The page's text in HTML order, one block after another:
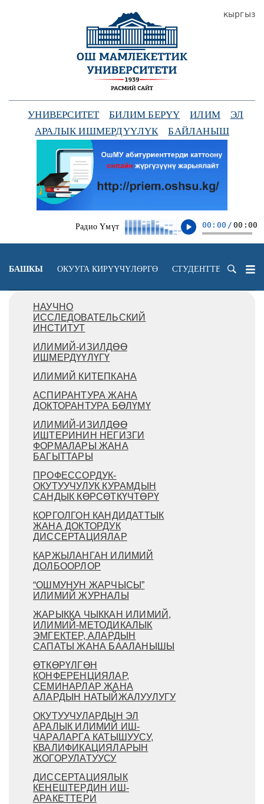
УНИВЕРСИТЕТ БИЛИМ БЕРҮҮ ИЛИМ
ЭЛ
АРАЛЫК ИШМЕРДҮҮЛҮК
БАЙЛАНЫШ
Радио Үмүт 00:00 / 00:00
кыргыз
БАШКЫ ОКУУГА КИРҮҮЧҮЛӨРГӨ СТУДЕНТТЕРГЕ
НАУЧНО
ИССЛЕДОВАТЕЛЬСКИЙ
ИНСТИТУТ
ИЛИМИЙ-ИЗИЛДӨӨ
ИШМЕРДҮҮЛҮГҮ
ИЛИМИЙ КИТЕПКАНА
АСПИРАНТУРА ЖАНА
ДОКТОРАНТУРА БӨЛҮМҮ
ИЛИМИЙ-ИЗИЛДӨӨ
ИШТЕРИНИН НЕГИЗГИ
ФОРМАЛАРЫ ЖАНА
БАГЫТТАРЫ
ПРОФЕССОРДУК-
ОКУТУУЧУЛУК КУРАМДЫН
САНДЫК КӨРСӨТКҮЧТӨРҮ
КОРГОЛГОН КАНДИДАТТЫК
ЖАНА ДОКТОРДУК
ДИССЕРТАЦИЯЛАР
КАРЖЫЛАНГАН ИЛИМИЙ
ДОЛБООРЛОР
“ОШМУНУН ЖАРЧЫСЫ”
ИЛИМИЙ ЖУРНАЛЫ
ЖАРЫККА ЧЫККАН ИЛИМИЙ,
ИЛИМИЙ-МЕТОДИКАЛЫК
ЭМГЕКТЕР, АЛАРДЫН
САПАТЫ ЖАНА БААЛАНЫШЫ
ӨТКӨРҮЛГӨН
КОНФЕРЕНЦИЯЛАР,
СЕМИНАРЛАР ЖАНА
АЛАРДЫН НАТЫЙЖАЛУУЛУГУ
ОКУТУУЧУЛАРДЫН ЭЛ
АРАЛЫК ИЛИМИЙ ИШ-
ЧАРАЛАРГА КАТЫШУУСУ,
КВАЛИФИКАЦИЯЛАРЫН
ЖОГОРУЛАТУУСУ
ДИССЕРТАЦИЯЛЫК
КЕҢЕШТЕРДИН ИШ-
АРАКЕТТЕРИ